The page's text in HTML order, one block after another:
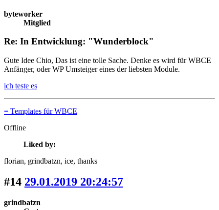
byteworker
Mitglied
Re: In Entwicklung: "Wunderblock"
Gute Idee Chio, Das ist eine tolle Sache. Denke es wird für WBCE
Anfänger, oder WP Umsteiger eines der liebsten Module.
ich teste es
= Templates für WBCE
Offline
Liked by:
florian, grindbatzn, ice, thanks
#14 29.01.2019 20:24:57
grindbatzn